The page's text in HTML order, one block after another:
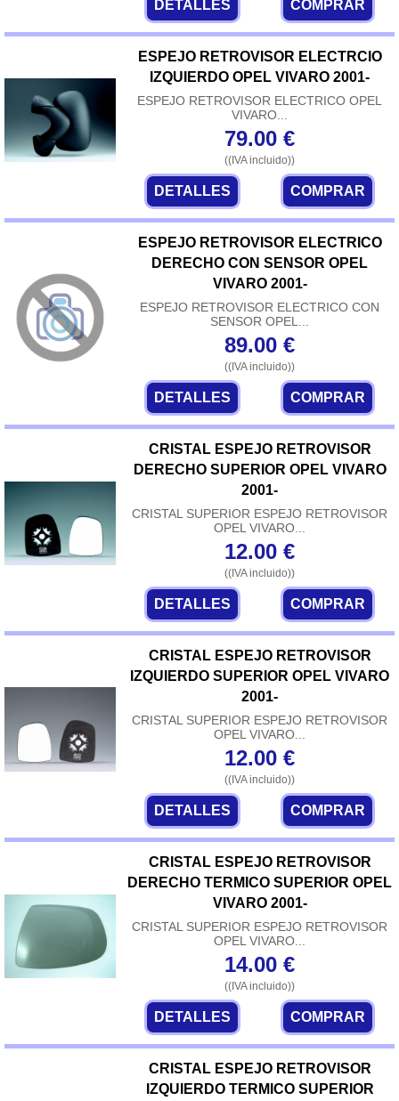
DETALLES COMPRAR
ESPEJO RETROVISOR ELECTRCIO
IZQUIERDO OPEL VIVARO 2001-
ESPEJO RETROVISOR ELECTRICO OPEL
VIVARO...
79.00 €
((IVA incluido))
DETALLES COMPRAR
ESPEJO RETROVISOR ELECTRICO
DERECHO CON SENSOR OPEL
VIVARO 2001-
ESPEJO RETROVISOR ELECTRICO CON
SENSOR OPEL...
89.00 €
((IVA incluido))
DETALLES COMPRAR
CRISTAL ESPEJO RETROVISOR
DERECHO SUPERIOR OPEL VIVARO
2001-
CRISTAL SUPERIOR ESPEJO RETROVISOR
OPEL VIVARO...
12.00 €
((IVA incluido))
DETALLES COMPRAR
CRISTAL ESPEJO RETROVISOR
IZQUIERDO SUPERIOR OPEL VIVARO
2001-
CRISTAL SUPERIOR ESPEJO RETROVISOR
OPEL VIVARO...
12.00 €
((IVA incluido))
DETALLES COMPRAR
CRISTAL ESPEJO RETROVISOR
DERECHO TERMICO SUPERIOR OPEL
VIVARO 2001-
CRISTAL SUPERIOR ESPEJO RETROVISOR
OPEL VIVARO...
14.00 €
((IVA incluido))
DETALLES COMPRAR
CRISTAL ESPEJO RETROVISOR
IZQUIERDO TERMICO SUPERIOR